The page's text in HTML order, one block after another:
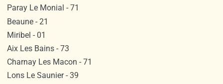
Paray Le Monial - 71
Beaune - 21
Miribel - 01
Aix Les Bains - 73
Charnay Les Macon - 71
Lons Le Saunier - 39